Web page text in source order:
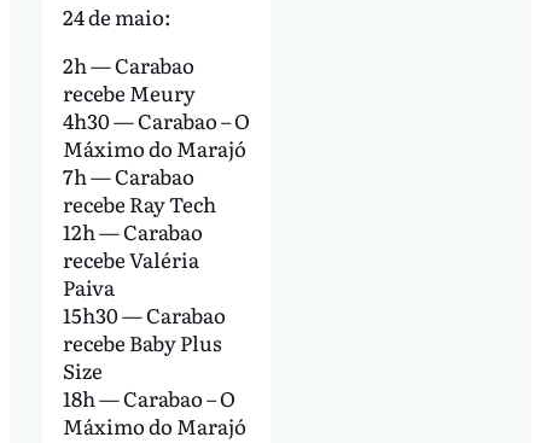
24 de maio:
2h — Carabao
recebe Meury
4h30 — Carabao – O
Máximo do Marajó
7h — Carabao
recebe Ray Tech
12h — Carabao
recebe Valéria
Paiva
15h30 — Carabao
recebe Baby Plus
Size
18h — Carabao – O
Máximo do Marajó